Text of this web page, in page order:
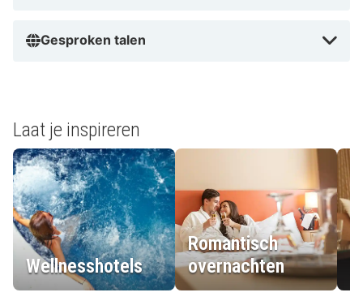
Gesproken talen
Laat je inspireren
Wellnesshotels
Romantisch
overnachten